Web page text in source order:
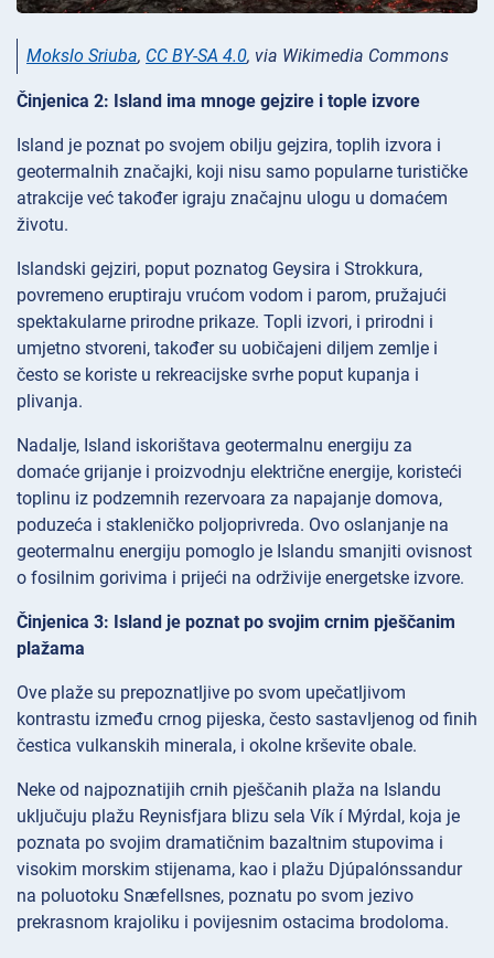
Mokslo Sriuba, CC BY-SA 4.0, via Wikimedia Commons
Činjenica 2: Island ima mnoge gejzire i tople izvore
Island je poznat po svojem obilju gejzira, toplih izvora i
geotermalnih značajki, koji nisu samo popularne turističke
atrakcije već također igraju značajnu ulogu u domaćem
životu.
Islandski gejziri, poput poznatog Geysira i Strokkura,
povremeno eruptiraju vrućom vodom i parom, pružajući
spektakularne prirodne prikaze. Topli izvori, i prirodni i
umjetno stvoreni, također su uobičajeni diljem zemlje i
često se koriste u rekreacijske svrhe poput kupanja i
plivanja.
Nadalje, Island iskorištava geotermalnu energiju za
domaće grijanje i proizvodnju električne energije, koristeći
toplinu iz podzemnih rezervoara za napajanje domova,
poduzeća i stakleničko poljoprivreda. Ovo oslanjanje na
geotermalnu energiju pomoglo je Islandu smanjiti ovisnost
o fosilnim gorivima i prijeći na održivije energetske izvore.
Činjenica 3: Island je poznat po svojim crnim pješčanim
plažama
Ove plaže su prepoznatljive po svom upečatljivom
kontrastu između crnog pijeska, često sastavljenog od finih
čestica vulkanskih minerala, i okolne krševite obale.
Neke od najpoznatijih crnih pješčanih plaža na Islandu
uključuju plažu Reynisfjara blizu sela Vík í Mýrdal, koja je
poznata po svojim dramatičnim bazaltnim stupovima i
visokim morskim stijenama, kao i plažu Djúpalónssandur
na poluotoku Snæfellsnes, poznatu po svom jezivo
prekrasnom krajoliku i povijesnim ostacima brodoloma.